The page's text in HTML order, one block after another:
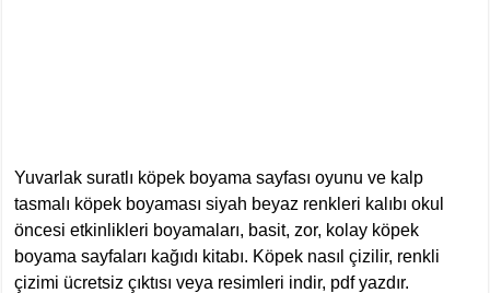
Yuvarlak suratlı köpek boyama sayfası oyunu ve kalp
tasmalı köpek boyaması siyah beyaz renkleri kalıbı okul
öncesi etkinlikleri boyamaları, basit, zor, kolay köpek
boyama sayfaları kağıdı kitabı. Köpek nasıl çizilir, renkli
çizimi ücretsiz çıktısı veya resimleri indir, pdf yazdır.